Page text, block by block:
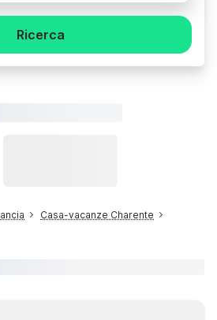
Ricerca
Casa-vacanze Charente